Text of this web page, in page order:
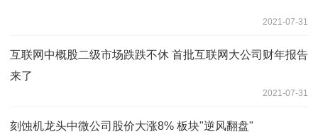
2021-07-31
互联网中概股二级市场跌跌不休 首批互联网大公司财年报告
来了
2021-07-31
刻蚀机龙头中微公司股价大涨8% 板块"逆风翻盘"